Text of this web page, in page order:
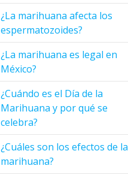
¿La marihuana afecta los
espermatozoides?
¿La marihuana es legal en
México?
¿Cuándo es el Día de la
Marihuana y por qué se
celebra?
¿Cuáles son los efectos de la
marihuana?